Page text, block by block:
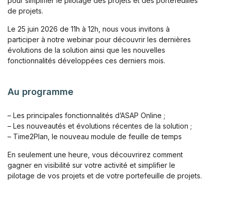
de projets.
Le 25 juin 2026 de 11h à 12h, nous vous invitons à
participer à notre webinar pour découvrir les dernières
évolutions de la solution ainsi que les nouvelles
fonctionnalités développées ces derniers mois.
Au programme
– Les principales fonctionnalités d’ASAP Online ;
– Les nouveautés et évolutions récentes de la solution ;
– Time2Plan, le nouveau module de feuille de temps
En seulement une heure, vous découvrirez comment
gagner en visibilité sur votre activité et simplifier le
pilotage de vos projets et de votre portefeuille de projets.